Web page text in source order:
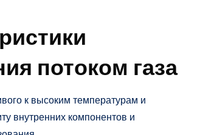
потоком газа
к высоким температурам и
внутренних компонентов и